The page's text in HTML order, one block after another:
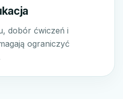
dobór ćwiczeń i
ograniczyć